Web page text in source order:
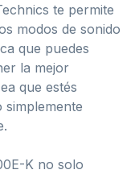
te permite
modos de sonido
que puedes
la mejor
que estés
K no solo